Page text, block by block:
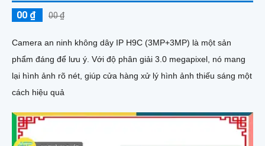
00 ₫ 00 ₫
Camera an ninh không dây IP H9C (3MP+3MP) là một sản
phẩm đáng để lưu ý. Với độ phân giải 3.0 megapixel, nó mang
lại hình ảnh rõ nét, giúp cửa hàng xử lý hình ảnh thiếu sáng một
cách hiệu quả